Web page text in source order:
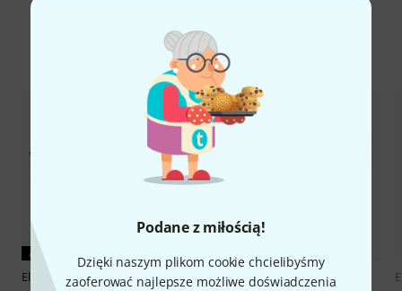
Podane z miłością!
Dzięki naszym plikom cookie chcielibyśmy
zaoferować najlepsze możliwe doświadczenia
Porównaj opcje
AKTUALNY PRODUKT
Elixir Acoustic/E-Guitar Bundle ElixirAcoustic/E-Guitar Bundle